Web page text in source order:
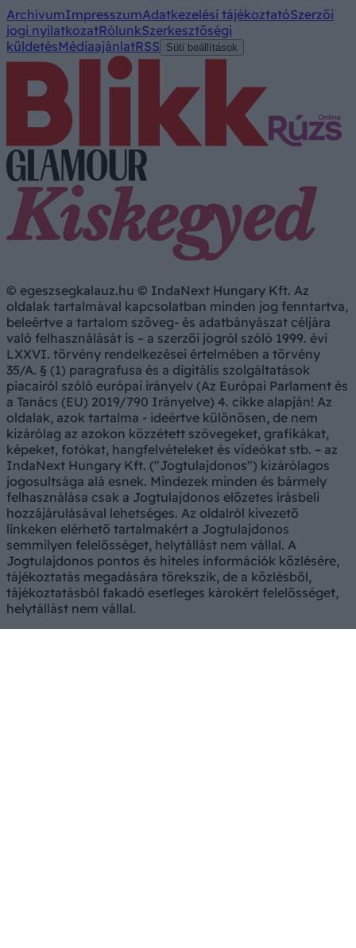
ArchívumImpresszumAdatkezelési tájékoztatóSzerzői
jogi nyilatkozatRólunkSzerkesztőségi
küldetésMédiaajánlatRSS Süti beállítások
© egeszsegkalauz.hu © IndaNext Hungary Kft. Az
oldalak tartalmával kapcsolatban minden jog fenntartva,
beleértve a tartalom szöveg- és adatbányászat céljára
való felhasználását is – a szerzői jogról szóló 1999. évi
LXXVI. törvény rendelkezései értelmében a törvény
35/A. § (1) paragrafusa és a digitális szolgáltatások
piacairól szóló európai irányelv (Az Európai Parlament és
a Tanács (EU) 2019/790 Irányelve) 4. cikke alapján! Az
oldalak, azok tartalma - ideértve különösen, de nem
kizárólag az azokon közzétett szövegeket, grafikákat,
képeket, fotókat, hangfelvételeket és videókat stb. – az
IndaNext Hungary Kft. ("Jogtulajdonos") kizárólagos
jogosultsága alá esnek. Mindezek minden és bármely
felhasználása csak a Jogtulajdonos előzetes írásbeli
hozzájárulásával lehetséges. Az oldalról kivezető
linkeken elérhető tartalmakért a Jogtulajdonos
semmilyen felelősséget, helytállást nem vállal. A
Jogtulajdonos pontos és hiteles információk közlésére,
tájékoztatás megadására törekszik, de a közlésből,
tájékoztatásból fakadó esetleges károkért felelősséget,
helytállást nem vállal.